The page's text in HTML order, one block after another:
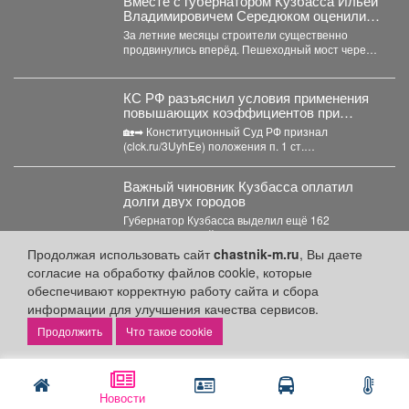
Новости
Владимировичем Середюком оценили
ход строительства наших новых
знаковых обьектов в центре города
Кемерово
За летние месяцы строители существенно
продвинулись вперёд. Пешеходный мост через
КС РФ разъяснил условия применения
повышающих коэффициентов при
исчислении земельного налога
🏡➡ Конституционный Суд РФ признал
(clck.ru/3UyhEe) положения п. 1 ст.
Важный чиновник Кузбасса оплатил
долги двух городов
Губернатор Кузбасса выделил ещё 162
миллиона рублей двум округам. Губернатор
Кузбасса продолжает финансовую поддержку...
После одной жалобы следить будут за
всеми машинами на кемеровской трассе
В Кузбассе на автомобильной дороге
Новосибирск – Ленинск-Кузнецкий – Кемерово –
Юрга в селе Глубокое...
Продолжая использовать сайтchastnik-m.ru, Вы даете
согласие на обработку файлов cookie, которые
обеспечивают корректную работу сайта и сбора
информации для улучшения качества сервисов.
Что такое cookie